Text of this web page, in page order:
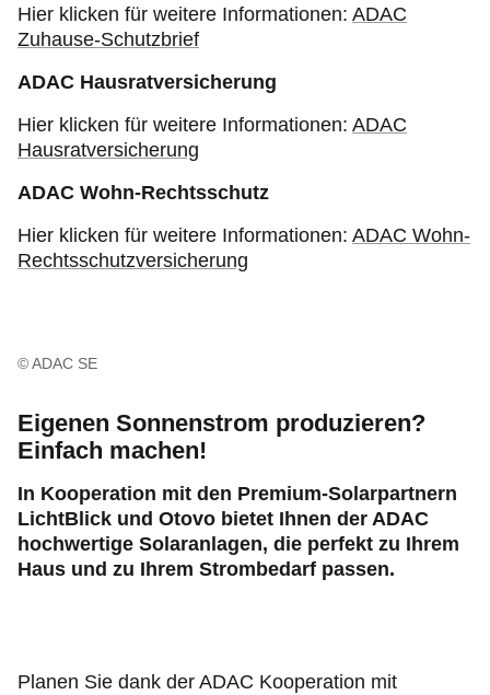
Hier klicken für weitere Informationen: ADAC
Zuhause-Schutzbrief
ADAC Hausratversicherung
Hier klicken für weitere Informationen: ADAC
Hausratversicherung
ADAC Wohn-Rechtsschutz
Hier klicken für weitere Informationen: ADAC Wohn-
Rechtsschutzversicherung
© ADAC SE
Eigenen Sonnenstrom produzieren?
Einfach machen!
In Kooperation mit den Premium-Solarpartnern
LichtBlick und Otovo bietet Ihnen der ADAC
hochwertige Solaranlagen, die perfekt zu Ihrem
Haus und zu Ihrem Strombedarf passen.
Planen Sie dank der ADAC Kooperation mit